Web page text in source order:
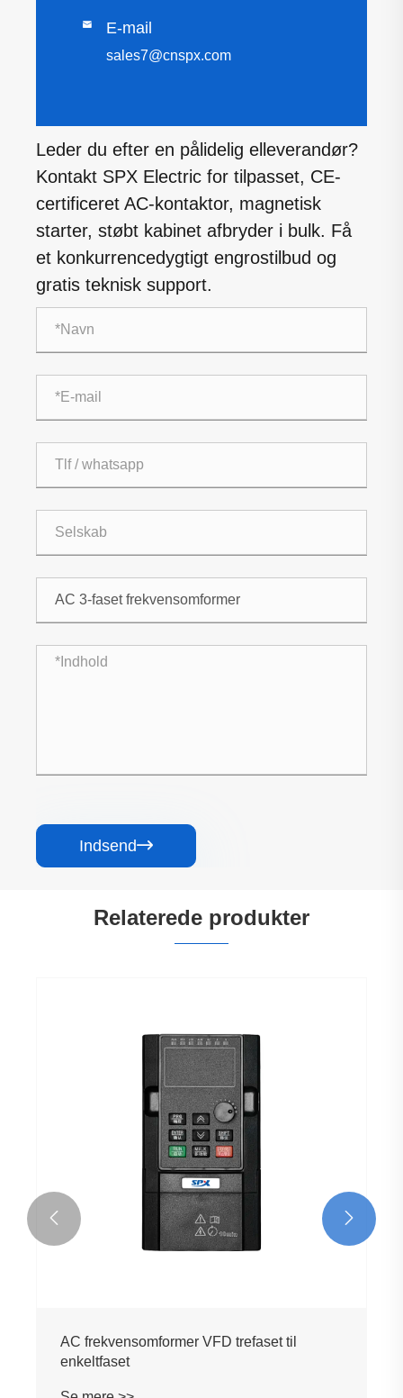
 E-mail
sales7@cnspx.com
Leder du efter en pålidelig elleverandør?
Kontakt SPX Electric for tilpasset, CE-
certificeret AC-kontaktor, magnetisk
starter, støbt kabinet afbryder i bulk. Få
et konkurrencedygtigt engrostilbud og
gratis teknisk support.
Indsend
Relaterede produkter
AC frekvensomformer 220v til 380v
 